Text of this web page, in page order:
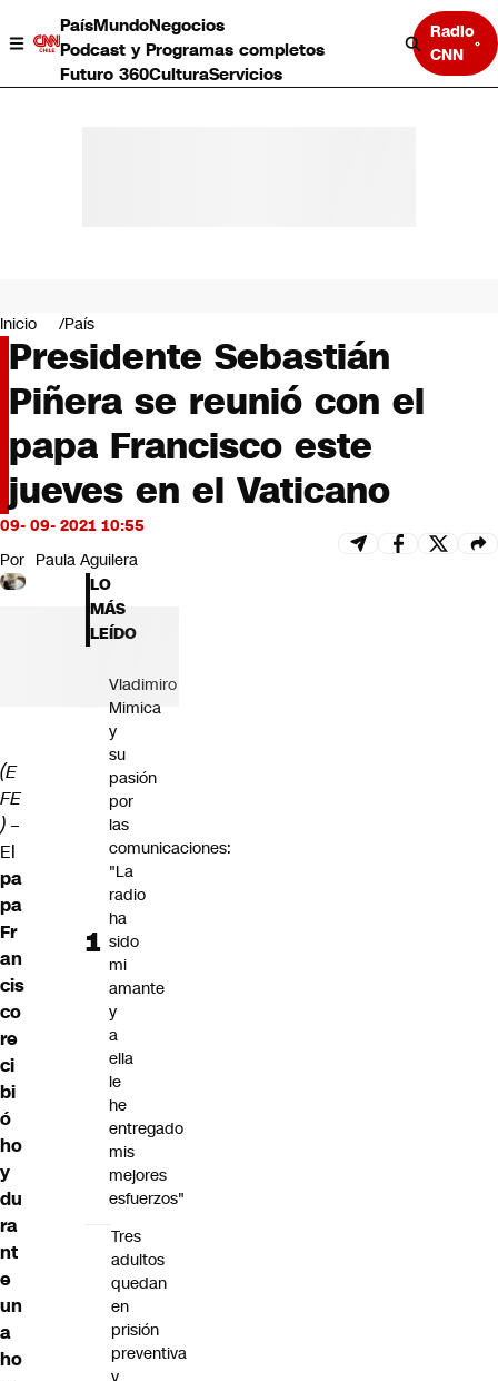
PaísMundoNegocios
Podcast y Programas completos
Futuro 360CulturaServicios
Radio
CNN
Negocios
Deportes
Programas completos
Cultura
Servicios
Bits
CNN Data
CNN tiempo
Futuro 360
Inicio País
Presidente Sebastián
Piñera se reunió con el
papa Francisco este
jueves en el Vaticano
09- 09- 2021 10:55
Por Paula Aguilera
(E
FE
) –
El
pa
pa
Fr
an
cis
co
re
ci
bi
ó
ho
y
du
ra
nt
e
un
a
ho
LO
MÁS
LEÍDO
Vladimiro
Mimica
y
su
pasión
por
las
comunicaciones:
"La
radio
ha
sido
mi
amante
y
a
ella
le
he
entregado
mis
mejores
esfuerzos"
Tres
adultos
quedan
en
prisión
preventiva
y